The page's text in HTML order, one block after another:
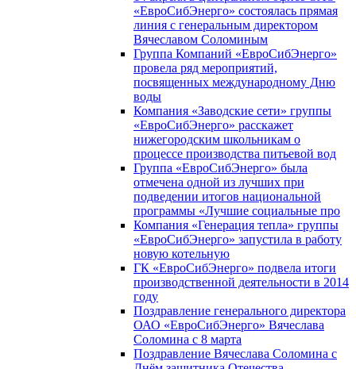
«ЕвроСибЭнерго» состоялась прямая
линия с генеральным директором
Вячеславом Соломиным
Группа Компаний «ЕвроСибЭнерго»
провела ряд мероприятий,
посвященных международному Дню
воды
Компания «Заводские сети» группы
«ЕвроСибЭнерго» расскажет
нижегородским школьникам о
процессе производства питьевой вод
Группа «ЕвроСибЭнерго» была
отмечена одной из лучших при
подведении итогов национальной
программы «Лучшие социальные про
Компания «Генерация тепла» группы
«ЕвроСибЭнерго» запустила в работу
новую котельную
ГК «ЕвроСибЭнерго» подвела итоги
производственной деятельности в 2014
году
Поздравление генерального директора
ОАО «ЕвроСибЭнерго» Вячеслава
Соломина с 8 марта
Поздравление Вячеслава Соломина с